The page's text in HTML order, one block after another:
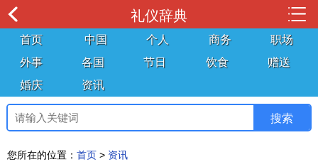
礼仪辞典
首页 中国 个人 商务
职场
外事
各国 节日 饮食
赠送
婚庆
资讯
您所在的位置： 首页 > 资讯